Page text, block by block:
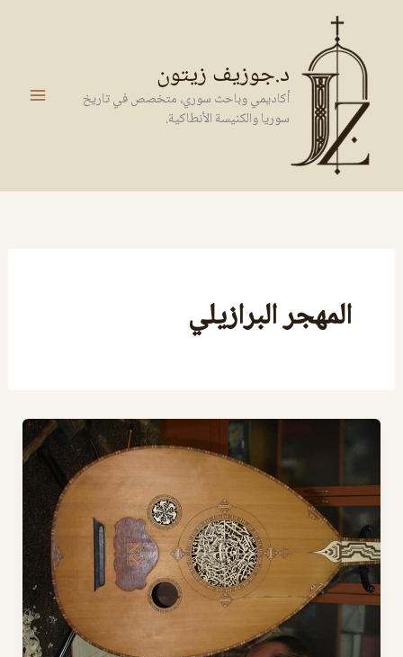
المحتوى
د.جوزيف زيتون
أكاديمي وباحث سوري، متخصص في تاريخ
سوريا والكنيسة الأنطاكية.
المهجر البرازيلي